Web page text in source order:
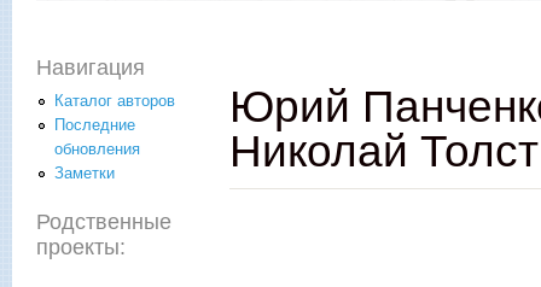
Юрий
Николай
Навигация
Каталог авторов
Последние
обновления
Заметки
Родственные
проекты: